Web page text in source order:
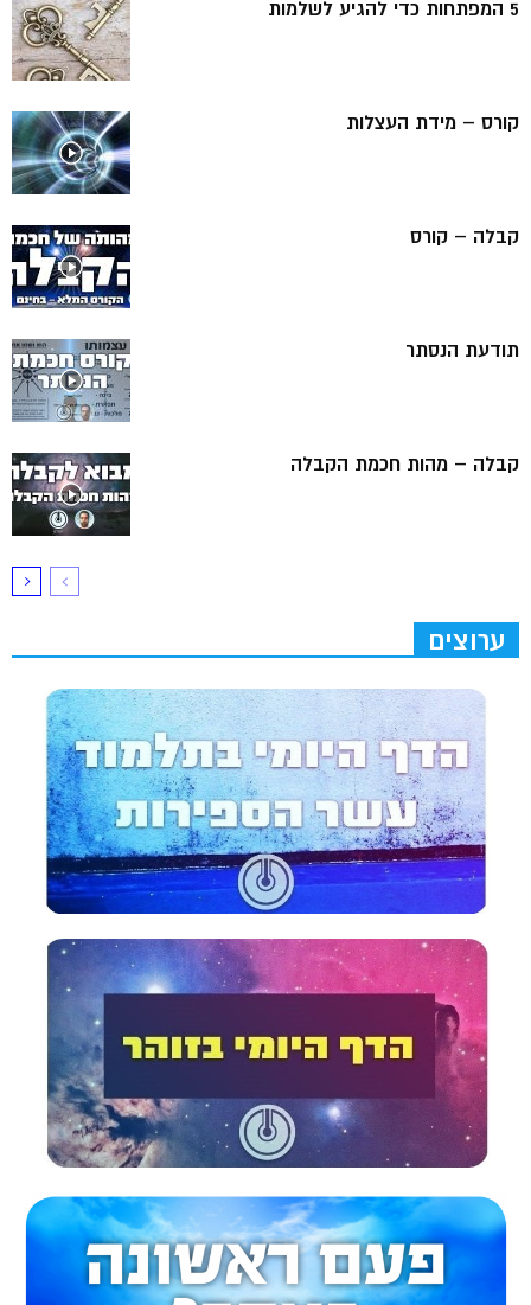
5 המפתחות כדי להגיע לשלמות
קורס – מידת העצלות
קבלה – קורס
תודעת הנסתר
קבלה – מהות חכמת הקבלה
ערוצים